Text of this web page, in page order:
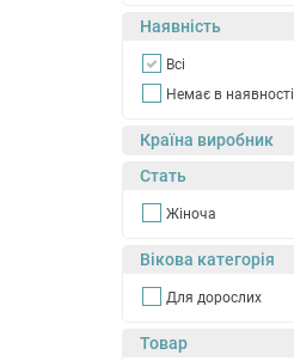
Наявність
Всі
Немає в наявності
Країна виробник
Стать
Жіноча
Вікова категорія
Для дорослих
Товар